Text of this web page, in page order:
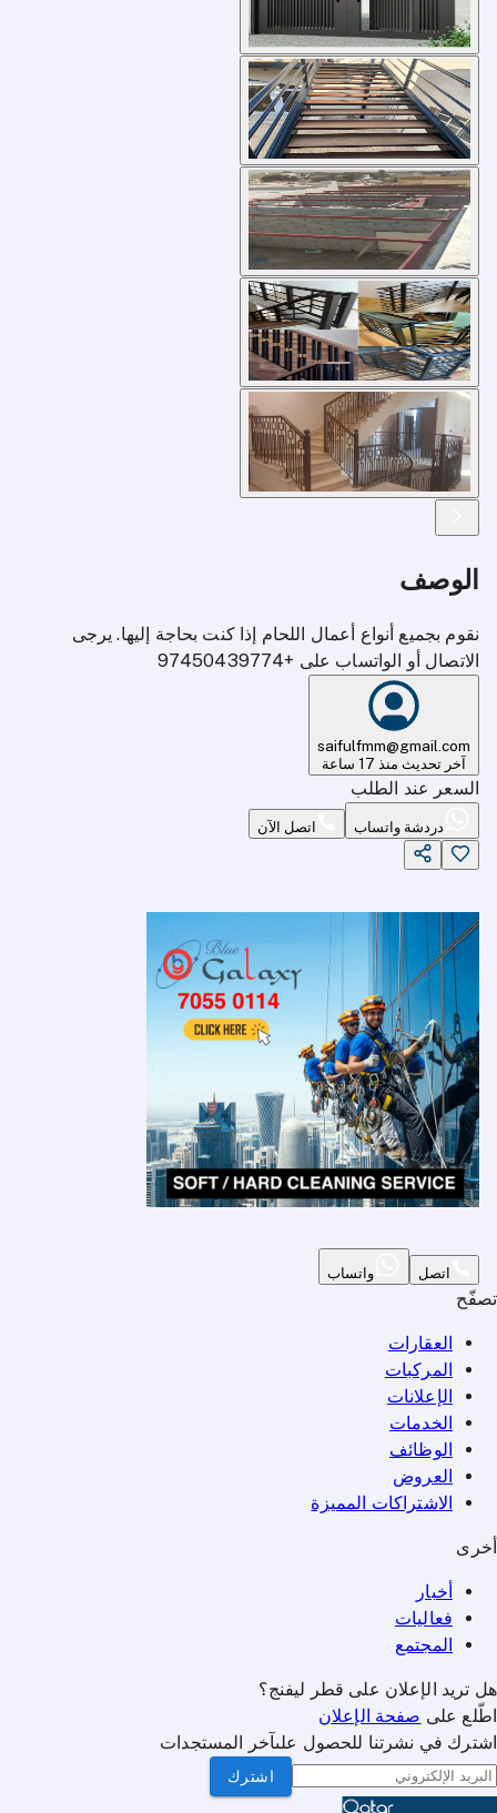
الوصف
نقوم بجميع أنواع أعمال اللحام إذا كنت بحاجة إليها. يرجى
الاتصال أو الواتساب على +97450439774
saifulfmm@gmail.com
آخر تحديث منذ 17 ساعة
السعر عند الطلب
دردشة واتساب اتصل الآن
اتصل واتساب
تصفّح
العقارات
المركبات
الإعلانات
الخدمات
الوظائف
العروض
الاشتراكات المميزة
أخرى
أخبار
فعاليات
المجتمع
هل تريد الإعلان على قطر ليفنج؟
اطّلع على صفحة الإعلان
اشترك في نشرتنا للحصول علىآخر المستجدات
اشترك